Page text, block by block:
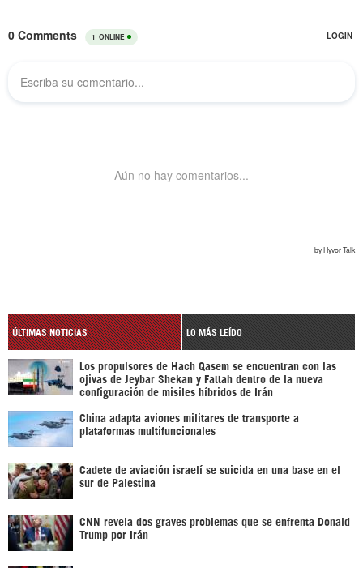
ÚLTIMAS NOTICIAS LO MÁS LEÍDO
Los propulsores de Hach Qasem se encuentran con las
ojivas de Jeybar Shekan y Fattah dentro de la nueva
configuración de misiles híbridos de Irán
China adapta aviones militares de transporte a
plataformas multifuncionales
Cadete de aviación israelí se suicida en una base en el
sur de Palestina
CNN revela dos graves problemas que se enfrenta Donald
Trump por Irán